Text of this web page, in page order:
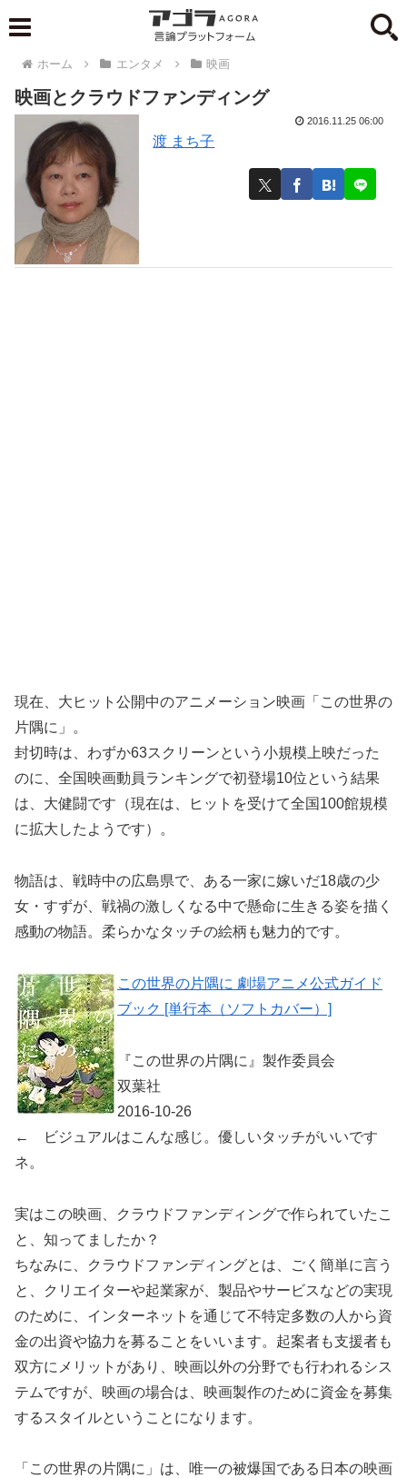
ホーム エンタメ 映画
映画とクラウドファンディング
渡 まち子
2016.11.25 06:00
現在、大ヒット公開中のアニメーション映画「この世界の
片隅に」。
封切時は、わずか63スクリーンという小規模上映だった
のに、全国映画動員ランキングで初登場10位という結果
は、大健闘です（現在は、ヒットを受けて全国100館規模
に拡大したようです）。
物語は、戦時中の広島県で、ある一家に嫁いだ18歳の少
女・すずが、戦禍の激しくなる中で懸命に生きる姿を描く
感動の物語。柔らかなタッチの絵柄も魅力的です。
この世界の片隅に 劇場アニメ公式ガイド
ブック [単行本（ソフトカバー）]
『この世界の片隅に』製作委員会
双葉社
2016-10-26
← ビジュアルはこんな感じ。優しいタッチがいいです
ネ。
実はこの映画、クラウドファンディングで作られていたこ
と、知ってましたか？
ちなみに、クラウドファンディングとは、ごく簡単に言う
と、クリエイターや起業家が、製品やサービスなどの実現
のために、インターネットを通じて不特定多数の人から資
金の出資や協力を募ることをいいます。起案者も支援者も
双方にメリットがあり、映画以外の分野でも行われるシス
テムですが、映画の場合は、映画製作のために資金を募集
するスタイルということになります。
「この世界の片隅に」は、唯一の被爆国である日本の映画